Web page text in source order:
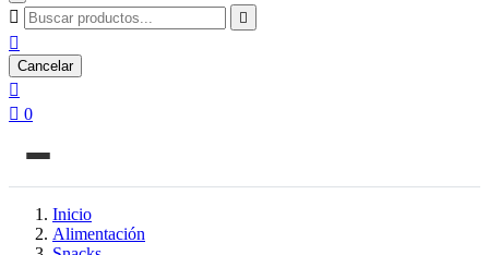
 

Cancelar

 0
Inicio
Alimentación